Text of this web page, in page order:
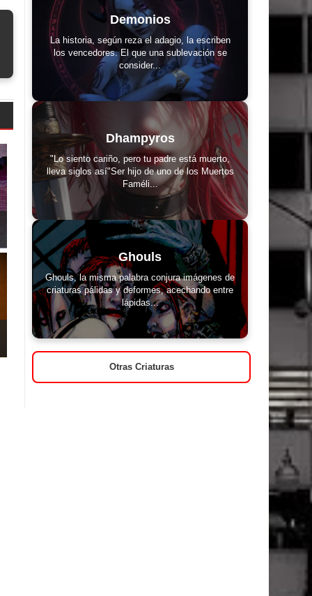
Demonios
La historia, según reza el adagio, la escriben
los vencedores. El que una sublevación se
consider...
Dhampyros
"Lo siento cariño, pero tu padre está muerto,
lleva siglos así"Ser hijo de uno de los Muertos
Faméli...
Ghouls
Ghouls, la misma palabra conjura imágenes de
criaturas pálidas y deformes, acechando entre
lápidas...
Otras Criaturas